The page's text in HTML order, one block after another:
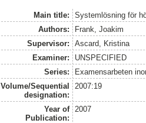
Main title:
Systemlösning för
Authors:
Frank, Joakim
Supervisor:
Ascard, Kristina
Examiner:
UNSPECIFIED
Series:
Examensarbeten
Volume/Sequential
designation:
2007:19
Year of
Publication:
2007